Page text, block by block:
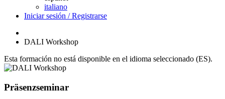
italiano
Iniciar sesión / Registrarse
DALI Workshop
Esta formación no está disponible en el idioma seleccionado (ES).
Präsenzseminar